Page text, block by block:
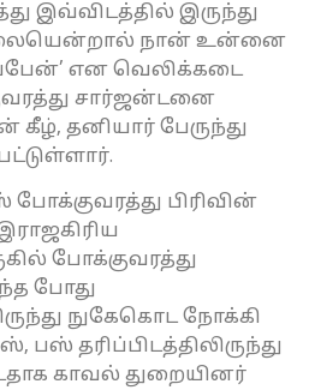
இவ்விடத்தில் இருந்து
நான் உன்னை
என வெலிக்கடை
சார்ஜன்டனை
கீழ், தனியார் பேருந்து
பிரிவின்
போக்குவரத்து
போது
நுகேகொட நோக்கி
தரிப்பிடத்திலிருந்து
காவல் துறையினர்